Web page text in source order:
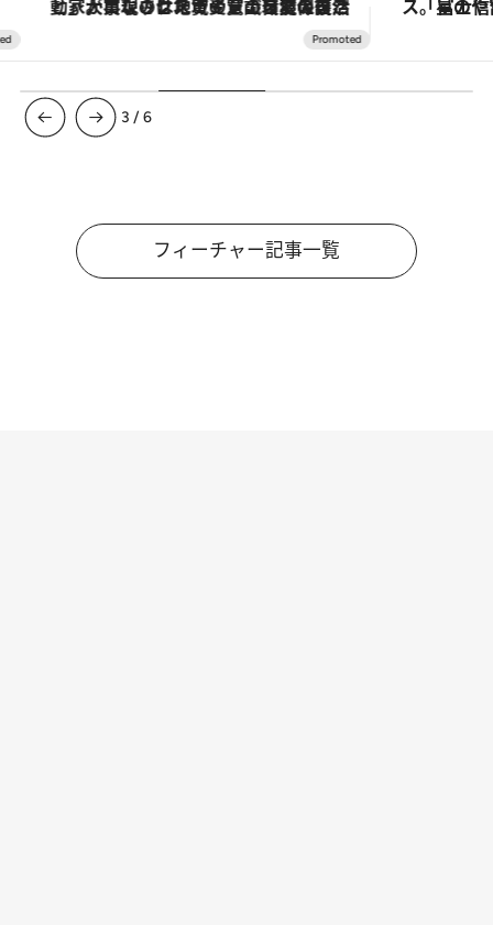
「大事なのは地域の意識を変えること」。ロレックス賞受賞の自然保護活動家が実現させたナイジェリアの自然環境の復活
3 /6
フィーチャー記事一覧